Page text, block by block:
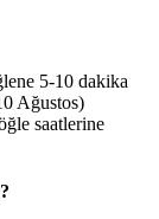
5-10 dakika
Ağustos)
saatlerine